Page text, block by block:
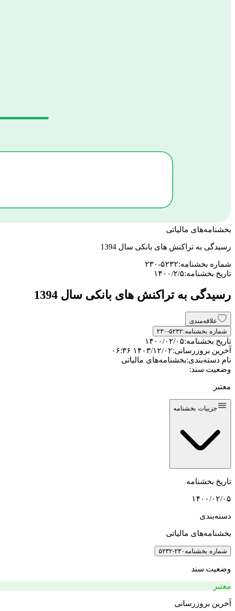
بخشنامه‌های مالیاتی
رسیدگی به تراکنش های بانکی سال 1394
شماره بخشنامه:۲۳۰-۵۲۳۲
تاریخ بخشنامه:۱۴۰۰/۲/۵
رسیدگی به تراکنش های بانکی سال 1394
علاقه‌مندی
شماره بخشنامه:۲۳۰-۵۲۳۲
تاریخ بخشنامه:۱۴۰۰/۰۲/۰۵
آخرین بروزرسانی:۱۴۰۳/۱۲/۰۲ ۰۶:۳۶
نام دسته‌بندی:بخشنامه‌های مالیاتی
وضعیت سند:
معتبر
جزییات بخشنامه
تاریخ بخشنامه
۱۴۰۰/۰۲/۰۵
دسته‌بندی
بخشنامه‌های مالیاتی
شماره بخشنامه ۲۳۰-۵۲۳۲
وضعیت سند
معتبر
آخرین بروزرسانی